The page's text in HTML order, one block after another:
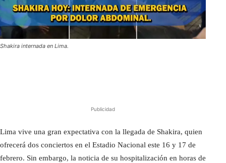
Shakira internada en Lima.
Publicidad
Lima vive una gran expectativa con la llegada de Shakira, quien
ofrecerá dos conciertos en el Estadio Nacional este 16 y 17 de
febrero. Sin embargo, la noticia de su hospitalización en horas de